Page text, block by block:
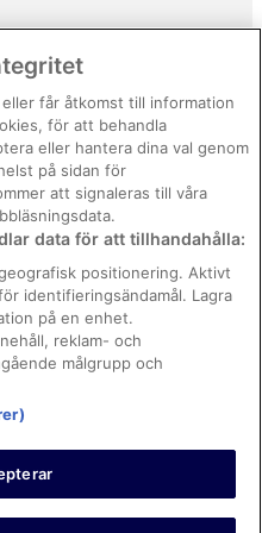
Expedia Group.
ensamrätt. MrJet är ett
får åtkomst till information
för att behandla
eller hantera dina val genom
på sidan för
att signaleras till våra
data för att tillhandahålla:
positionering. Aktivt
identifieringsändamål. Lagra
på en enhet.
reklam- och
målgrupp och